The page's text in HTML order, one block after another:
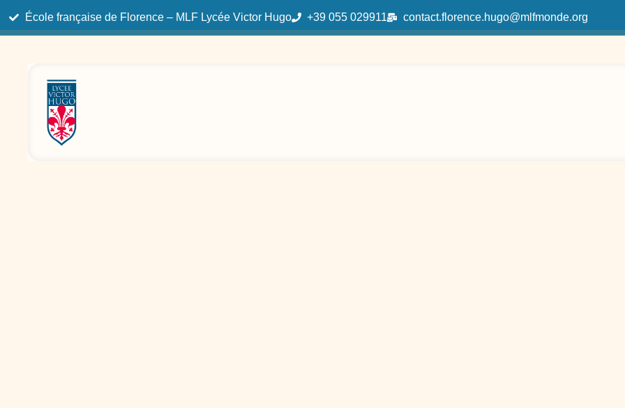
École française de Florence – MLF Lycée Victor Hugo +39 055 029911 contact.florence.hugo@mlfmonde.org